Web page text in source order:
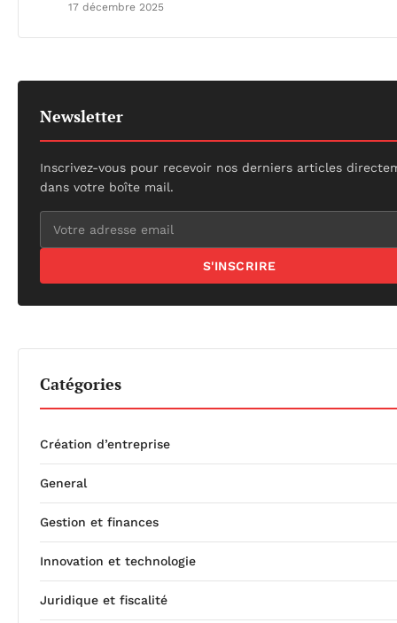
17 décembre 2025
Newsletter
Inscrivez-vous pour recevoir nos derniers articles
dans votre boîte mail.
S'INSCRIRE
Catégories
Création d’entreprise
General
Gestion et finances
Innovation et technologie
Juridique et fiscalité